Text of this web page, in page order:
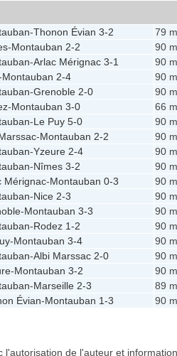
-Thonon Évian 3-2
79
-Montauban 2-2
90
-Arlac Mérignac 3-1
90
Montauban 2-4
90
-Grenoble 2-0
90
-Montauban 3-0
66
-Le Puy 5-0
90
-Montauban 2-2
90
-Yzeure 2-4
90
-Nîmes 3-2
90
Mérignac-Montauban 0-3
90
-Nice 2-3
90
-Montauban 3-3
90
-Rodez 1-2
90
-Montauban 3-4
90
-Albi Marssac 2-0
90
-Montauban 3-2
90
-Marseille 2-3
89
Évian-Montauban 1-3 90
l'autorisation de l'auteur et